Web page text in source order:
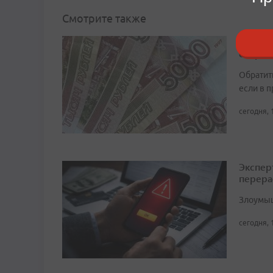
Смотрите также
если в
сегодня,
сегодня,